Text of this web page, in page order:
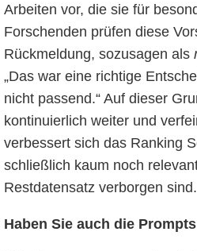
Arbeiten vor, die sie für
Forschenden prüfen diese
Rückmeldung, sozusagen als
„Das war eine richtige
nicht passend.“ Auf dieser
kontinuierlich weiter und
verbessert sich das Ranking
schließlich kaum noch
Restdatensatz verborgen sind.
Haben Sie auch die